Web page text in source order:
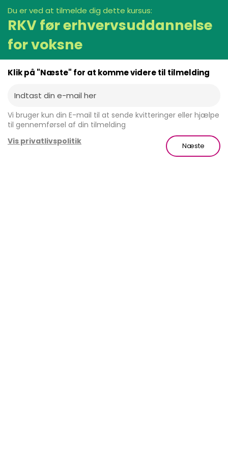
Du er ved at tilmelde dig dette kursus:
RKV før erhvervsuddannelse
for voksne
Klik på "Næste" for at komme videre til tilmelding
Vi bruger kun din E-mail til at sende kvitteringer eller hjælpe
til gennemførsel af din tilmelding
Vis privatlivspolitik